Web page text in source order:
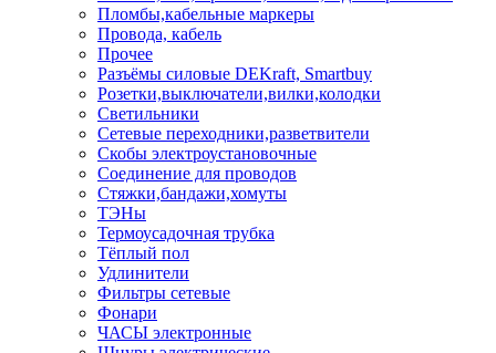
Пломбы,кабельные маркеры
Провода, кабель
Прочее
Разъёмы силовые DEKraft, Smartbuy
Розетки,выключатели,вилки,колодки
Светильники
Сетевые переходники,разветвители
Скобы электроустановочные
Соединение для проводов
Стяжки,бандажи,хомуты
ТЭНы
Термоусадочная трубка
Тёплый пол
Удлинители
Фильтры сетевые
Фонари
ЧАСЫ электронные